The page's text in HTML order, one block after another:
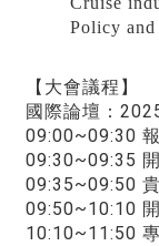
Policy and
【大會議程】
國際論壇：
09:00~09:30
09:30~09:35
09:35~09:50
09:50~10:10
10:10~11:50